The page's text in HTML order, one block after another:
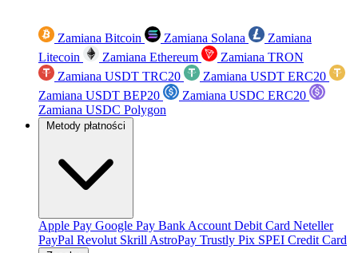
Zamiana Bitcoin Zamiana Solana
Zamiana
Litecoin
Zamiana Ethereum
Zamiana TRON
Zamiana USDT TRC20
Zamiana USDT ERC20
Zamiana USDT BEP20
Zamiana USDC ERC20
Zamiana USDC Polygon
Metody płatności
Apple Pay Google Pay Bank Account Debit Card Neteller
PayPal Revolut Skrill AstroPay Trustly Pix SPEI Credit Card